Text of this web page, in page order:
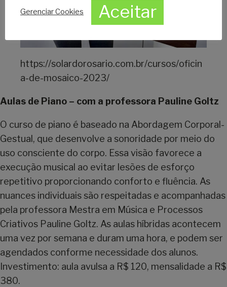
https://solardorosario.com.br/cursos/oficin
a-de-mosaico-2023/
Aulas de Piano – com a professora Pauline Goltz
O curso de piano é baseado na Abordagem Corporal-
Gestual, que desenvolve a sonoridade por meio do
uso consciente do corpo. Essa visão favorece a
execução musical ao evitar lesões de esforço
repetitivo proporcionando conforto e fluência. As
nuances individuais são respeitadas e acompanhadas
pela professora Mestra em Música e Processos
Criativos Pauline Goltz. As aulas híbridas acontecem
uma vez por semana e duram uma hora, e podem ser
agendados conforme necessidade dos alunos.
Investimento: aula avulsa a R$ 120, mensalidade a R$
380.
Gerenciar Cookies Aceitar